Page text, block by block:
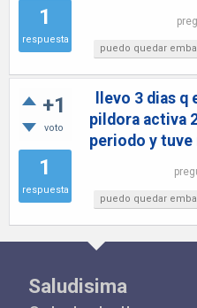
1
respuesta
puedo quedar
+1
voto
1
respuesta
llevo 3 dias
pildora activa
periodo y tuve
puedo quedar
Saludisima